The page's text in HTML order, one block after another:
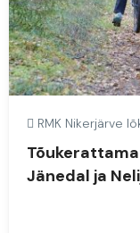
RMK Nikerjärve
Jänedal ja